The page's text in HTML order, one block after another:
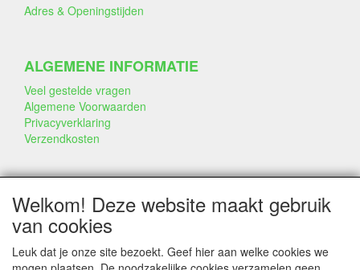
Adres & Openingstijden
ALGEMENE INFORMATIE
Veel gestelde vragen
Algemene Voorwaarden
Privacyverklaring
Verzendkosten
BEDRIJF & INFO
Contact
Bedrijfsinfo
Portfolio
Disclaimer
Welkom! Deze website maakt gebruik
van cookies
Leuk dat je onze site bezoekt. Geef hier aan welke cookies we